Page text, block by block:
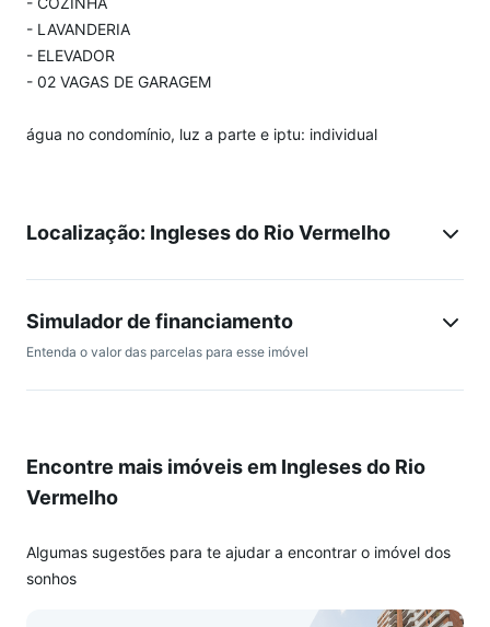
- LAVANDERIA
- ELEVADOR
- 02 VAGAS DE GARAGEM
água no condomínio, luz a parte e iptu: individual
Localização: Ingleses do Rio Vermelho
Simulador de financiamento
Entenda o valor das parcelas para esse imóvel
Encontre mais imóveis em Ingleses do Rio
Vermelho
Algumas sugestões para te ajudar a encontrar o imóvel dos
sonhos